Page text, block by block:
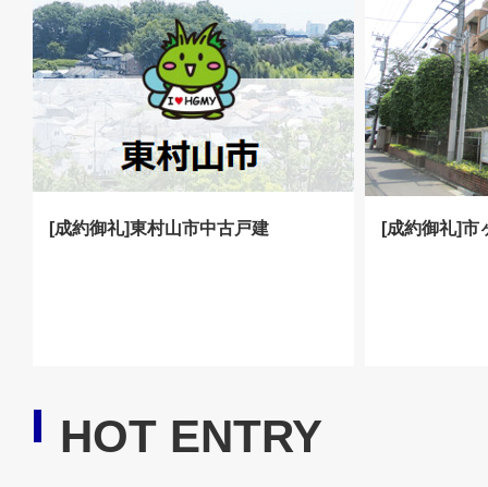
[成約御礼]東村山市中古戸建 [成約御礼]市
HOT ENTRY